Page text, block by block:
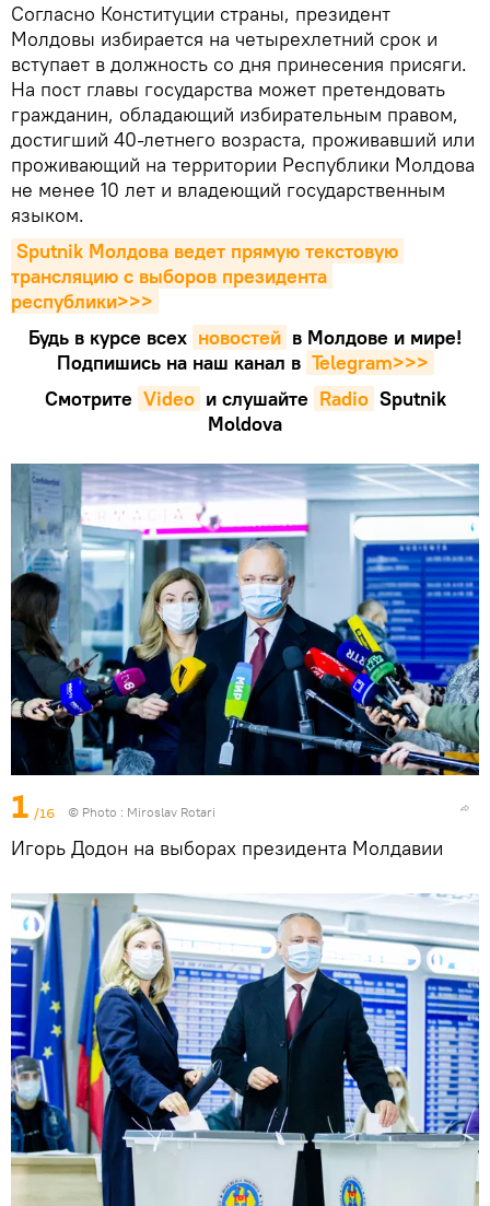
Согласно Конституции страны, президент
Молдовы избирается на четырехлетний срок и
вступает в должность со дня принесения присяги.
На пост главы государства может претендовать
гражданин, обладающий избирательным правом,
достигший 40-летнего возраста, проживавший или
проживающий на территории Республики Молдова
не менее 10 лет и владеющий государственным
языком.
Sputnik Молдова ведет прямую текстовую
трансляцию с выборов президента
республики>>>
Будь в курсе всех новостей в Молдове и мире!
Подпишись на наш канал в Telegram>>>
Смотрите Video и слушайте Radio Sputnik
Moldova
1 /16 © Photo : Miroslav Rotari
Игорь Додон на выборах президента Молдавии